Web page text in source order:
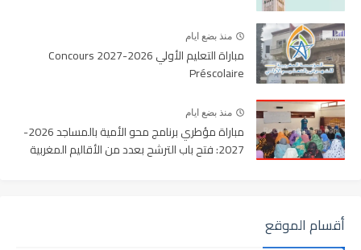
منذ بضع ايام
مباراة التعليم الأولي 2026-2027 Concours
Préscolaire
منذ بضع ايام
مباراة مؤطري برنامج محو الأمية بالمساجد 2026-
2027: فتح باب الترشح بعدد من الأقاليم المغربية
أقسام الموقع